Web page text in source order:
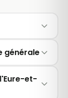
générale
et-